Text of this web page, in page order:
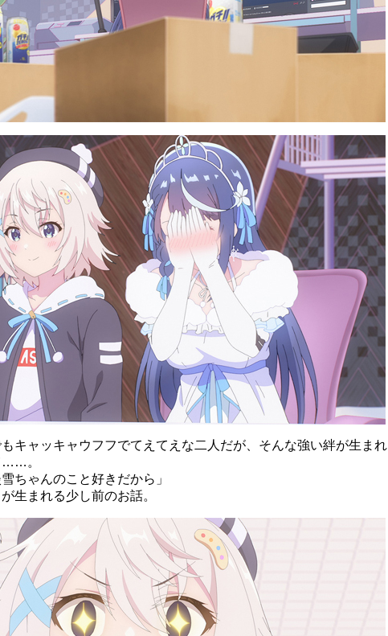
キャッキャウフフでてえてえな二人だが、そんな強い絆が生まれ
……。
ちゃんのこと好きだから」
生まれる少し前のお話。